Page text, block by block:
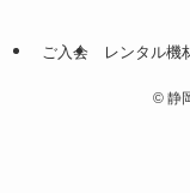
ご入会 レンタル機
© 静